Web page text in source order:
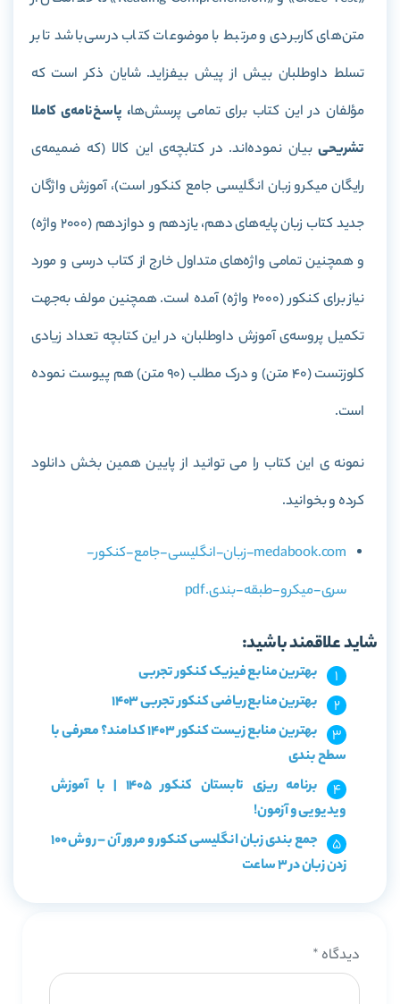
متن‌های کاربردی و مرتبط با موضوعات کتاب درسی باشد تا بر
تسلط داوطلبان بیش از پیش بیفزاید. شایان‌ ذکر است که
مؤلفان در این کتاب برای تمامی پرسش‌ها، پاسخ‌نامه‌ی کاملا
تشریحیبیان نموده‌اند. در کتابچه‌ی این کالا (که ضمیمه‌ی
رایگان میکرو زبان انگلیسی جامع کنکور است)، آموزش واژگان
جدید کتاب‌ زبان پایه‌های دهم، یازدهم و دوازدهم (2000 واژه)
و همچنین تمامی واژه‌های متداول خارج از کتاب درسی و مورد
نیاز برای کنکور (2000 واژه) آمده است. همچنین مولف به‌جهت
تکمیل پروسه‌ی آموزش داوطلبان، در این کتابچه تعداد زیادی
کلوزتست (40 متن) و درک مطلب (90 متن) هم پیوست نموده
است.
نمونه ی این کتاب را می توانید از پایین همین بخش دانلود
کرده و بخوانید.
medabook.com-زبان-انگلیسی-جامع-کنکور-
سری-میکرو-طبقه-بندی.pdf
شاید علاقمند باشید:
بهترین منابع فیزیک کنکور تجربی
بهترین منابع ریاضی کنکور تجربی 1403
بهترین منابع زیست کنکور 1403 کدامند؟ معرفی با
سطح بندی
برنامه ریزی تابستان کنکور 1405 | با آموزش
ویدیویی و آزمون!
جمع بندی زبان انگلیسی کنکور و مرور آن – روش 100
زدن زبان در 3 ساعت
دیدگاه *